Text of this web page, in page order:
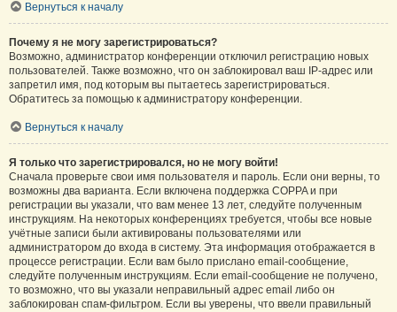
Вернуться к началу
Почему я не могу зарегистрироваться?
Возможно, администратор конференции отключил регистрацию новых
пользователей. Также возможно, что он заблокировал ваш IP-адрес или
запретил имя, под которым вы пытаетесь зарегистрироваться.
Обратитесь за помощью к администратору конференции.
Вернуться к началу
Я только что зарегистрировался, но не могу войти!
Сначала проверьте свои имя пользователя и пароль. Если они верны, то
возможны два варианта. Если включена поддержка COPPA и при
регистрации вы указали, что вам менее 13 лет, следуйте полученным
инструкциям. На некоторых конференциях требуется, чтобы все новые
учётные записи были активированы пользователями или
администратором до входа в систему. Эта информация отображается в
процессе регистрации. Если вам было прислано email-сообщение,
следуйте полученным инструкциям. Если email-сообщение не получено,
то возможно, что вы указали неправильный адрес email либо он
заблокирован спам-фильтром. Если вы уверены, что ввели правильный